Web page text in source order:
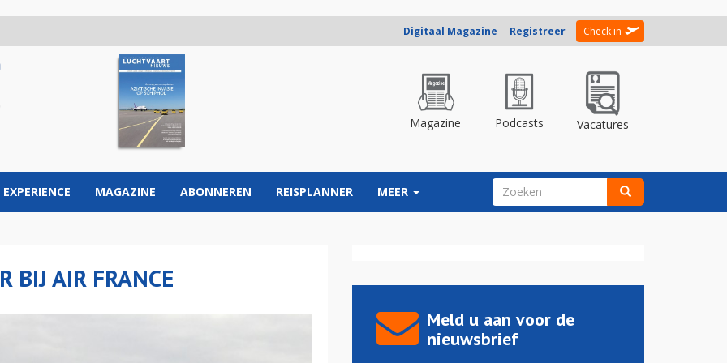
Digitaal Magazine Registreer Check in
Magazine Podcasts Vacatures
EXPERIENCE MAGAZINE ABONNEREN REISPLANNER MEER ZOEKVELD
BIJ AIR FRANCE
Meld u aan voor de
nieuwsbrief